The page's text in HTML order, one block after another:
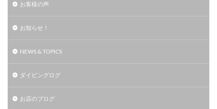
お客様の声
お知らせ！
NEWS & TOPICS
ダイビングログ
お店のブログ